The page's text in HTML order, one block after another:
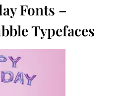
Fonts –
Typefaces